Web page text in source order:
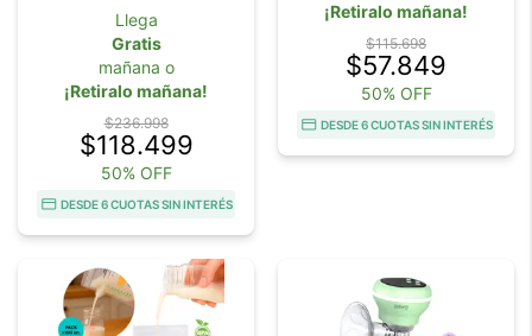
Llega
Gratis
mañana o
¡Retiralo mañana!
$236.998
$118.499
50% OFF
DESDE 6 CUOTAS SIN INTERÉS
¡Retiralo mañana!
$115.698
$57.849
50% OFF
DESDE 6 CUOTAS SIN INTERÉS